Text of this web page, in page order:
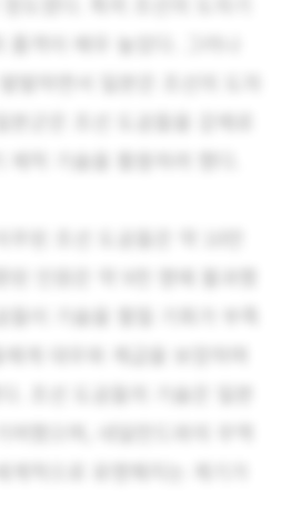
품격이 매우 높았다. 그러나
발하면서 일본은 조선의 도자
본군은 조선 도공들을 강제로
제작 기술을 활용하려 했다.
주된 조선 도공들은 약 10만
된 인원은 약 9천 명에 불과했
들이 기술을 펼칠 기회가 부족
게 대우와 계급을 보장하며
. 조선 도공들의 기술은 일본
여했으며, 네덜란드와의 무역
적으로 유명해지는 계기가